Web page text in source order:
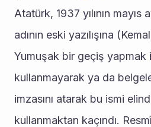
Atatürk, 1937 yılının mayıs
adının eski yazılışına
Yumuşak bir geçiş yapmak
kullanmayarak ya da
imzasını atarak bu ismi
kullanmaktan kaçındı.